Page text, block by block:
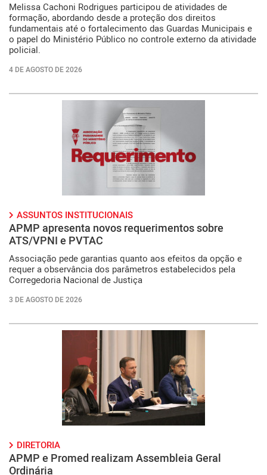
Melissa Cachoni Rodrigues participou de atividades de
formação, abordando desde a proteção dos direitos
fundamentais até o fortalecimento das Guardas Municipais e
o papel do Ministério Público no controle externo da atividade
policial.
4 DE AGOSTO DE 2026
ASSUNTOS INSTITUCIONAIS
APMP apresenta novos requerimentos sobre
ATS/VPNI e PVTAC
Associação pede garantias quanto aos efeitos da opção e
requer a observância dos parâmetros estabelecidos pela
Corregedoria Nacional de Justiça
3 DE AGOSTO DE 2026
DIRETORIA
APMP e Promed realizam Assembleia Geral
Ordinária